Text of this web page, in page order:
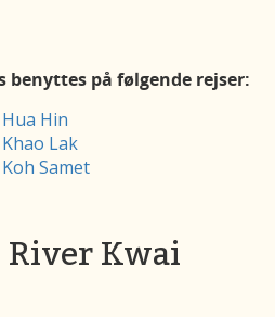
benyttes på følgende rejser:
Hin
Lak
Samet
River Kwai